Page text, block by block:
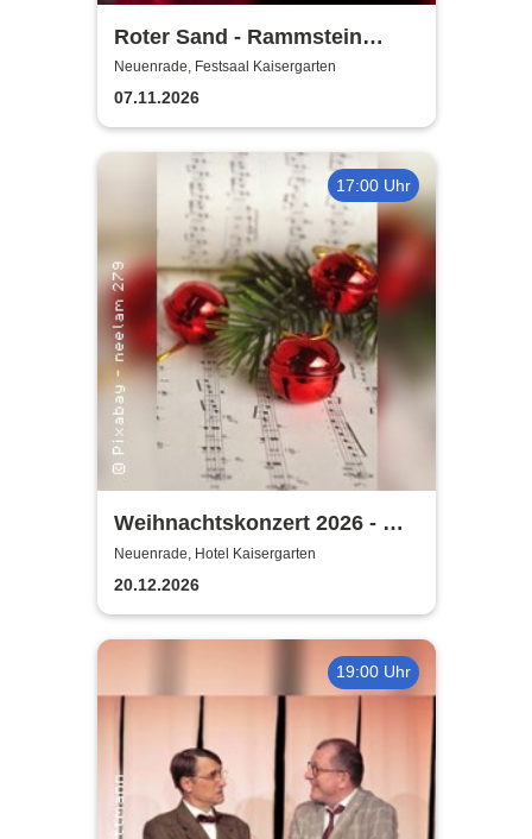
Roter Sand - Rammstein
Tribute - präsentiert vom
Kaisergarten Neuenrade
Neuenrade, Festsaal Kaisergarten
07.11.2026
17:00 Uhr
Weihnachtskonzert 2026 - mit
MV Affeln, MGV Liederkranz,
Vokalart Menden
Neuenrade, Hotel Kaisergarten
20.12.2026
19:00 Uhr